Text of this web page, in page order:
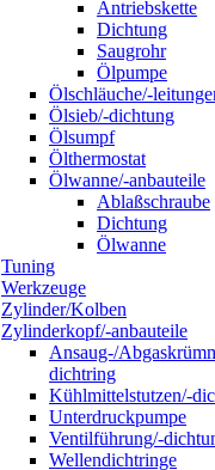
Antriebskette
Dichtung
Saugrohr
Ölpumpe
Ölschläuche/-
Ölsieb/-dichtung
Ölsumpf
Ölthermostat
Ölwanne/-anbauteile
Ablaßschraube
Dichtung
Ölwanne
Tuning
Werkzeuge
Zylinder/Kolben
Zylinderkopf/-anbauteile
Ansaug-/
dichtring
Kühlmittelstutzen/-
Unterdruckpumpe
Ventilführung/-
Wellendichtringe